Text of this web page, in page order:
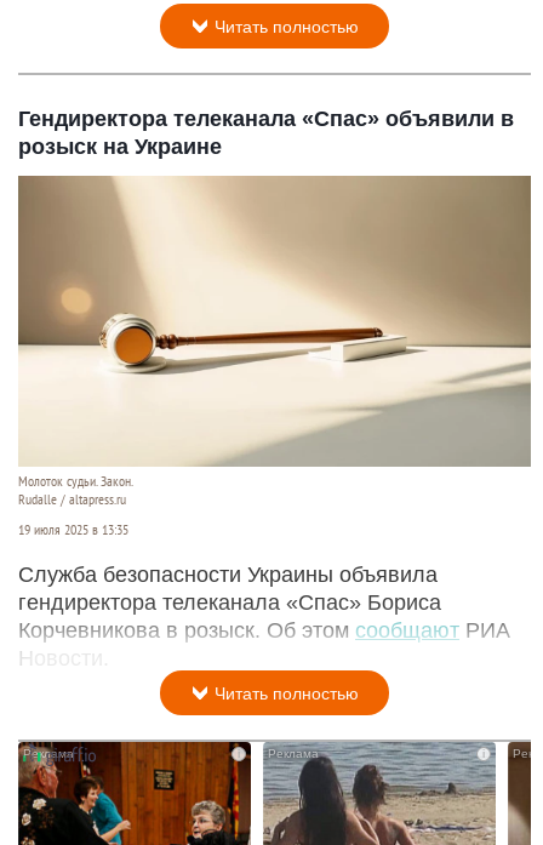
Читать полностью
Гендиректора телеканала «Спас» объявили в
розыск на Украине
Молоток судьи. Закон.
Rudalle / altapress.ru
19 июля 2025 в 13:35
Служба безопасности Украины объявила
гендиректора телеканала «Спас» Бориса
Корчевникова в розыск. Об этом сообщают РИА
Новости.
Читать полностью
i